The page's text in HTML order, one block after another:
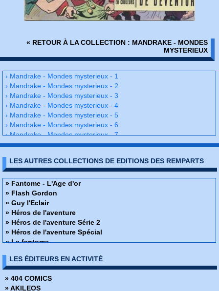
« RETOUR À LA COLLECTION : MANDRAKE - MONDES
MYSTERIEUX
› Mandrake - Mondes mysterieux - 1
› Mandrake - Mondes mysterieux - 2
› Mandrake - Mondes mysterieux - 3
› Mandrake - Mondes mysterieux - 4
› Mandrake - Mondes mysterieux - 5
› Mandrake - Mondes mysterieux - 6
› Mandrake - Mondes mysterieux - 7
› Mandrake - Mondes mysterieux - 8
› Mandrake - Mondes mysterieux - 10
› Mandrake - Mondes mysterieux - 11
› Mandrake - Mondes mysterieux - 12
› Mandrake - Mondes mysterieux - 13
› Mandrake - Mondes mysterieux - 14
› Mandrake - Mondes mysterieux - 15
› Mandrake - Mondes mysterieux - 16
› Mandrake - Mondes mysterieux - 17
Mandrake - Mondes mysterieux - 18
› Mandrake - Mondes mysterieux - 20
› Mandrake - Mondes mysterieux - 21
› Mandrake - Mondes mysterieux - 22
LES AUTRES COLLECTIONS DE EDITIONS DES REMPARTS
» Fantome - L'Age d'or
» Flash Gordon
» Guy l'Eclair
» Héros de l'aventure
» Héros de l'aventure Série 2
» Héros de l'aventure Spécial
» Le fantome
» Les héros du mystère
» Les héros du mystère spécial
» Magnus - An 4000
LES ÉDITEURS EN ACTIVITÉ
» 404 COMICS
» AKILEOS